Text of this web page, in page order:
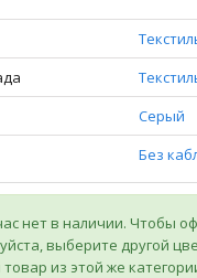
Серый
Без
нет в наличии. Чтобы
выберите другой
из этой же